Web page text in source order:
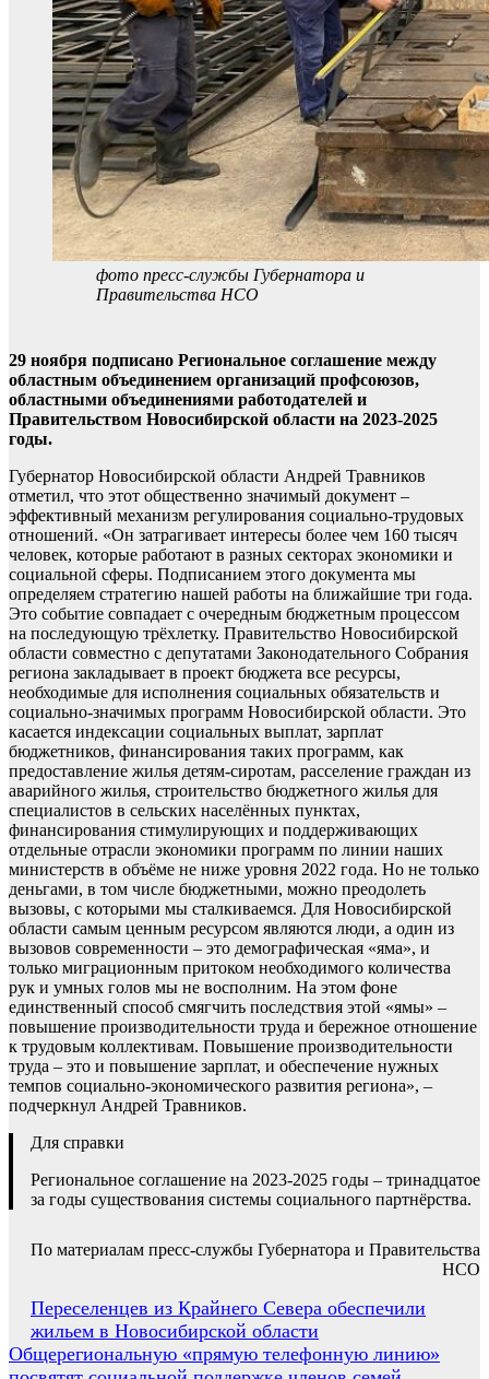
фото пресс-службы Губернатора и
Правительства НСО
29 ноября подписано Региональное соглашение между
областным объединением организаций профсоюзов,
областными объединениями работодателей и
Правительством Новосибирской области на 2023-2025
годы.
Губернатор Новосибирской области Андрей Травников
отметил, что этот общественно значимый документ –
эффективный механизм регулирования социально-трудовых
отношений. «Он затрагивает интересы более чем 160 тысяч
человек, которые работают в разных секторах экономики и
социальной сферы. Подписанием этого документа мы
определяем стратегию нашей работы на ближайшие три года.
Это событие совпадает с очередным бюджетным процессом
на последующую трёхлетку. Правительство Новосибирской
области совместно с депутатами Законодательного Собрания
региона закладывает в проект бюджета все ресурсы,
необходимые для исполнения социальных обязательств и
социально-значимых программ Новосибирской области. Это
касается индексации социальных выплат, зарплат
бюджетников, финансирования таких программ, как
предоставление жилья детям-сиротам, расселение граждан из
аварийного жилья, строительство бюджетного жилья для
специалистов в сельских населённых пунктах,
финансирования стимулирующих и поддерживающих
отдельные отрасли экономики программ по линии наших
министерств в объёме не ниже уровня 2022 года. Но не только
деньгами, в том числе бюджетными, можно преодолеть
вызовы, с которыми мы сталкиваемся. Для Новосибирской
области самым ценным ресурсом являются люди, а один из
вызовов современности – это демографическая «яма», и
только миграционным притоком необходимого количества
рук и умных голов мы не восполним. На этом фоне
единственный способ смягчить последствия этой «ямы» –
повышение производительности труда и бережное отношение
к трудовым коллективам. Повышение производительности
труда – это и повышение зарплат, и обеспечение нужных
темпов социально-экономического развития региона», –
подчеркнул Андрей Травников.
Для справки
Региональное соглашение на 2023-2025 годы – тринадцатое
за годы существования системы социального партнёрства.
По материалам пресс-службы Губернатора и Правительства
НСО
Навигация
по
записям
Переселенцев из Крайнего Севера обеспечили
жильем в Новосибирской области
Общерегиональную «прямую телефонную линию»